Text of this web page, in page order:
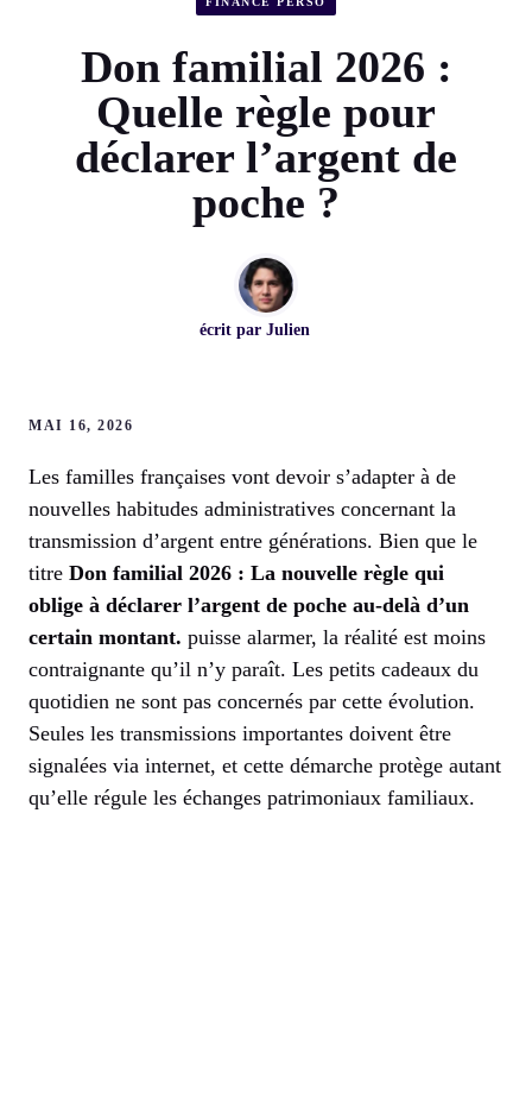
Don familial 2026 :
Quelle règle pour
déclarer l’argent de
poche ?
écrit par Julien
MAI 16, 2026
Les familles françaises vont devoir s’adapter à de
nouvelles habitudes administratives concernant la
transmission d’argent entre générations. Bien que le
titre Don familial 2026 : La nouvelle règle qui
oblige à déclarer l’argent de poche au-delà d’un
certain montant. puisse alarmer, la réalité est moins
contraignante qu’il n’y paraît. Les petits cadeaux du
quotidien ne sont pas concernés par cette évolution.
Seules les transmissions importantes doivent être
signalées via internet, et cette démarche protège autant
qu’elle régule les échanges patrimoniaux familiaux.